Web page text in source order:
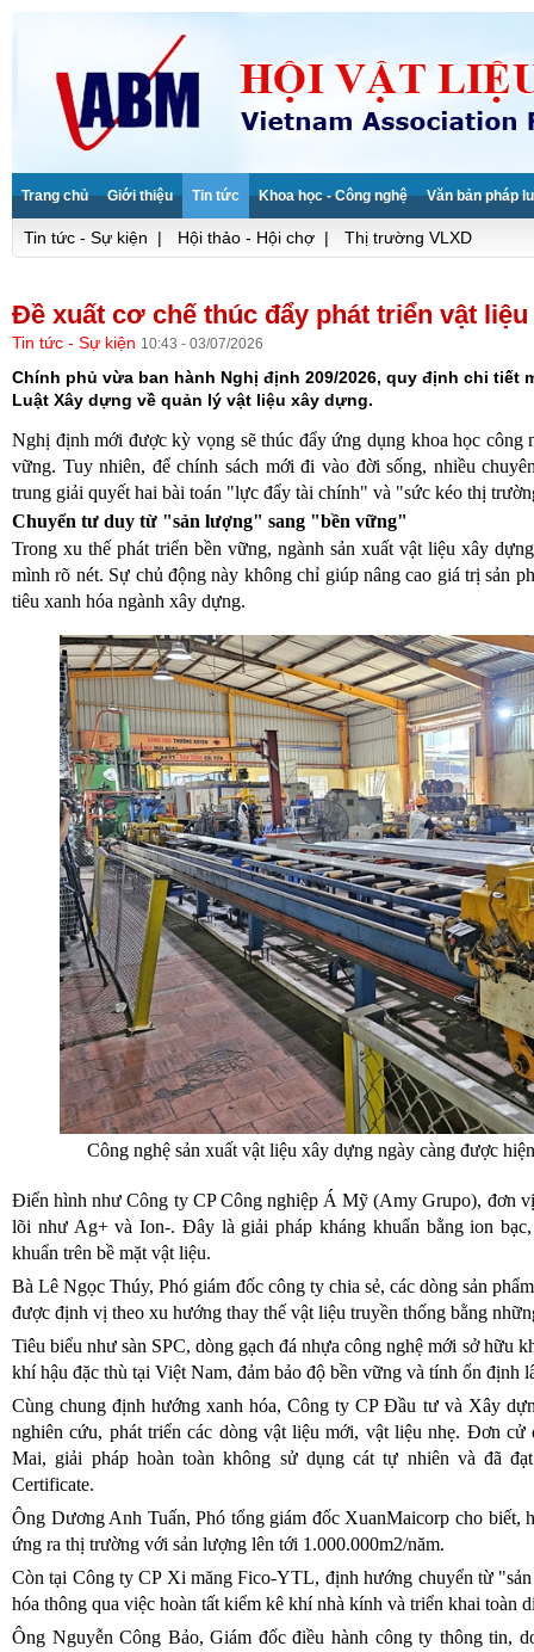
Trang chủ Giới thiệu Tin tức Khoa học - Công nghệ Văn bản pháp
Tin tức - Sự kiện | Hội thảo - Hội chợ | Thị trường VLXD
Đề xuất cơ chế thúc đẩy phát triển vật liệu
Tin tức - Sự kiện 10:43 - 03/07/2026
Chính phủ vừa ban hành Nghị định 209/2026, quy định chi tiết
Luật Xây dựng về quản lý vật liệu xây dựng.
Nghị định mới được kỳ vọng sẽ thúc đẩy ứng dụng khoa học công
vững. Tuy nhiên, để chính sách mới đi vào đời sống, nhiều
trung giải quyết hai bài toán "lực đẩy tài chính" và "sức kéo thị
Chuyển tư duy từ "sản lượng" sang "bền vững"
Trong xu thế phát triển bền vững, ngành sản xuất vật liệu xây
mình rõ nét. Sự chủ động này không chỉ giúp nâng cao giá trị sản
tiêu xanh hóa ngành xây dựng.
Công nghệ sản xuất vật liệu xây dựng ngày càng được
Điển hình như Công ty CP Công nghiệp Á Mỹ (Amy Grupo), đơn vị
lõi như Ag+ và Ion-. Đây là giải pháp kháng khuẩn bằng ion
khuẩn trên bề mặt vật liệu.
Bà Lê Ngọc Thúy, Phó giám đốc công ty chia sẻ, các dòng sản
được định vị theo xu hướng thay thế vật liệu truyền thống bằng
Tiêu biểu như sàn SPC, dòng gạch đá nhựa công nghệ mới sở hữu
khí hậu đặc thù tại Việt Nam, đảm bảo độ bền vững và tính ổn định
Cùng chung định hướng xanh hóa, Công ty CP Đầu tư và Xây
nghiên cứu, phát triển các dòng vật liệu mới, vật liệu nhẹ. Đơn cử
Mai, giải pháp hoàn toàn không sử dụng cát tự nhiên và đã
Certificate.
Ông Dương Anh Tuấn, Phó tổng giám đốc XuanMaicorp cho biết,
ứng ra thị trường với sản lượng lên tới 1.000.000m2/năm.
Còn tại Công ty CP Xi măng Fico-YTL, định hướng chuyển từ
hóa thông qua việc hoàn tất kiểm kê khí nhà kính và triển khai toàn
Ông Nguyễn Công Bảo, Giám đốc điều hành công ty thông tin,